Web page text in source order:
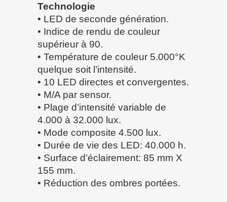
Technologie
• LED de seconde génération.
• Indice de rendu de couleur
supérieur à 90.
• Température de couleur 5.000°K
quelque soit l’intensité.
• 10 LED directes et convergentes.
• M/A par sensor.
• Plage d’intensité variable de
4.000 à 32.000 lux.
• Mode composite 4.500 lux.
• Durée de vie des LED: 40.000 h.
• Surface d’éclairement: 85 mm X
155 mm.
• Réduction des ombres portées.